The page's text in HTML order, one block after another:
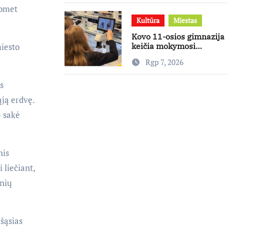
erdvę.
liečiant,
Kultūra Miestas
Kovo 11-osios gimnazija
keičia mokymosi
kaupimo – prie jų
supratimo ir taikymo
Rgp 7, 2026